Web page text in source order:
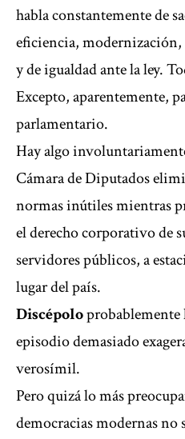
habla constantemente de
eficiencia,
y de igualdad ante la ley.
Excepto, aparentemente,
parlamentario.
Hay algo
Cámara de Diputados
normas inútiles mientras
el derecho corporativo de
servidores públicos, a
lugar del país.
Discépoloprobablemente
episodio demasiado
verosímil.
Pero quizá lo más
democracias modernas